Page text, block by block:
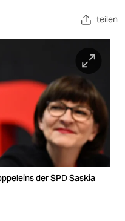
teilen
der SPD Saskia